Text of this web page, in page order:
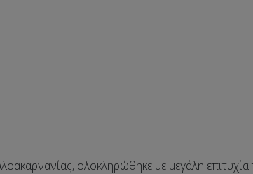
ολοκληρώθηκε με μεγάλη